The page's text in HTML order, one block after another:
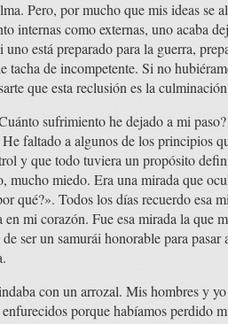
Pero, por mucho que mis ideas se
internas como externas, uno acaba
está preparado para la guerra,
tacha de incompetente. Si no
que esta reclusión es la
sufrimiento he dejado a mi
faltado a algunos de los principios
y que todo tuviera un propósito
miedo. Era una mirada que
qué?». Todos los días recuerdo esa
mi corazón. Fue esa mirada la que
ser un samurái honorable para
con un arrozal. Mis hombres y
porque habíamos perdido